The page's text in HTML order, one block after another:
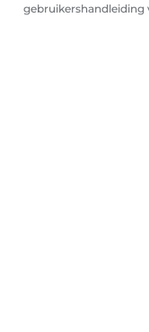
gebruikershandleiding